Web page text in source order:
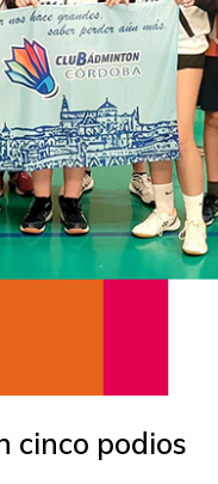
cinco podios